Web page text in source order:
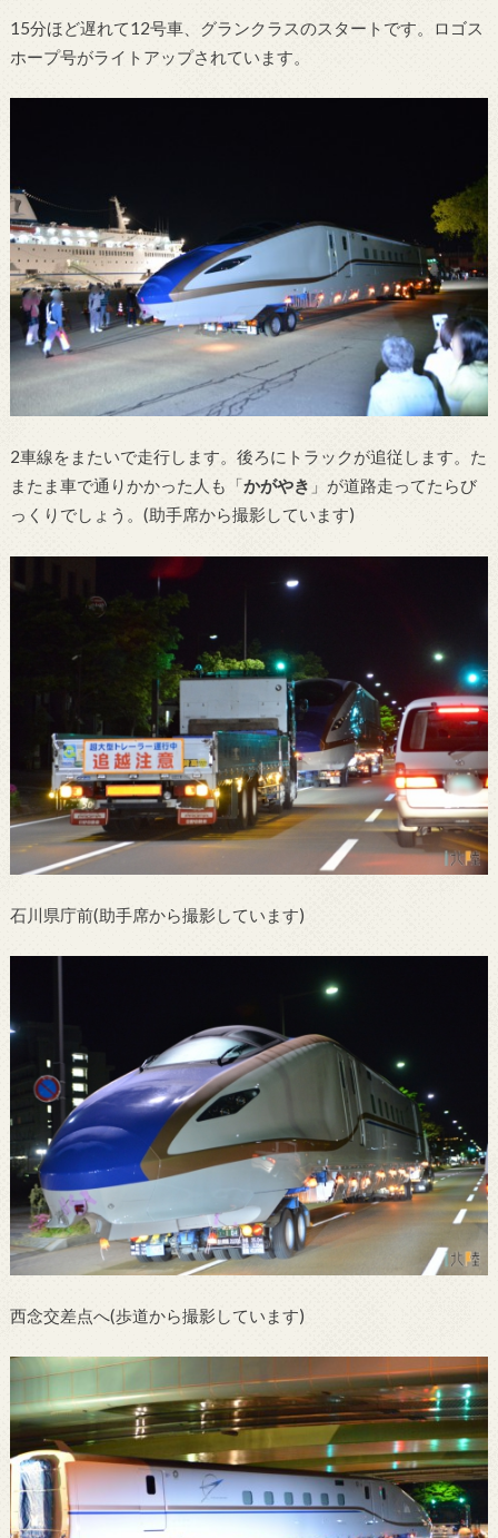
15分ほど遅れて12号車、グランクラスのスタートです。ロゴス
ホープ号がライトアップされています。
2車線をまたいで走行します。後ろにトラックが追従します。た
またま車で通りかかった人も「かがやき 」が道路走ってたらび
っくりでしょう。(助手席から撮影しています)
石川県庁前(助手席から撮影しています)
西念交差点へ(歩道から撮影しています)